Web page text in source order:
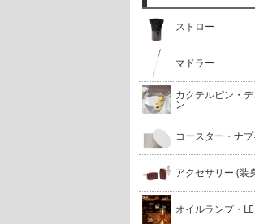
ストロー
マドラー
カクテルピン・
ン
コースター・ナ
アクセサリー (装
オイルランプ・